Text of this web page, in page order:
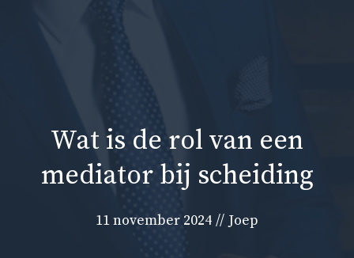
Wat is de rol van een
mediator bij scheiding
11 november 2024 // Joep